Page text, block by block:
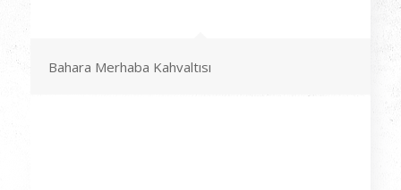
Bahara Merhaba Kahvaltısı